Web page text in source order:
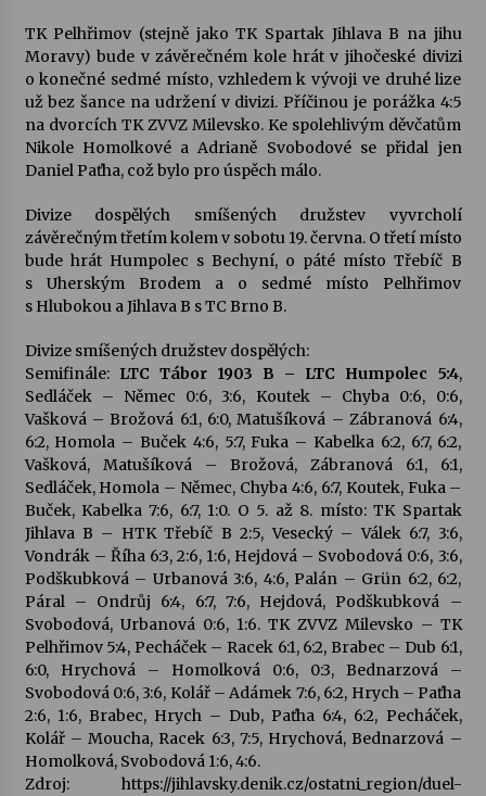
Letní koncerty ve Stromovce: Kolchoz a
Jenakaši
28. 7. 2026
Votavžatský ploty
23. 7. 2026
Letní koncerty ve Stromovce: Rufus Miller
22. 7. 2026
Vysočinka
17. 7. 2026
Ozvěny prázdnin
14. 7. 2026
Za kulturou kousek za Humpolec. V Želivě ožije
odkaz Josefa Čapka
13. 7. 2026
Varhanní recitál Michala Novenka v Klášteře
Želiv
3. 7. 2026
Petr Adamec – Malovaný svět
30. 6. 2026
TK Pelhřimov (stejně jako TK Spartak Jihlava B na jihu
Moravy) bude v závěrečném kole hrát v jihočeské divizi
o konečné sedmé místo, vzhledem k vývoji ve druhé lize
už bez šance na udržení v divizi. Příčinou je porážka 4:5
na dvorcích TK ZVVZ Milevsko. Ke spolehlivým děvčatům
Nikole Homolkové a Adrianě Svobodové se přidal jen
Daniel Paťha, což bylo pro úspěch málo.
Divize dospělých smíšených družstev vyvrcholí
závěrečným třetím kolem v sobotu 19. června. O třetí místo
bude hrát Humpolec s Bechyní, o páté místo Třebíč B
s Uherským Brodem a o sedmé místo Pelhřimov
s Hlubokou a Jihlava B s TC Brno B.
Divize smíšených družstev dospělých:
Semifinále:LTC Tábor 1903 B – LTC Humpolec 5:4,
Sedláček – Němec 0:6, 3:6, Koutek – Chyba 0:6, 0:6,
Vašková – Brožová 6:1, 6:0, Matušíková – Zábranová 6:4,
6:2, Homola – Buček 4:6, 5:7, Fuka – Kabelka 6:2, 6:7, 6:2,
Vašková, Matušíková – Brožová, Zábranová 6:1, 6:1,
Sedláček, Homola – Němec, Chyba 4:6, 6:7, Koutek, Fuka –
Buček, Kabelka 7:6, 6:7, 1:0. O 5. až 8. místo: TK Spartak
Jihlava B – HTK Třebíč B 2:5, Vesecký – Válek 6:7, 3:6,
Vondrák – Říha 6:3, 2:6, 1:6, Hejdová – Svobodová 0:6, 3:6,
Podškubková – Urbanová 3:6, 4:6, Palán – Grün 6:2, 6:2,
Páral – Ondrůj 6:4, 6:7, 7:6, Hejdová, Podškubková –
Svobodová, Urbanová 0:6, 1:6. TK ZVVZ Milevsko – TK
Pelhřimov 5:4, Pecháček – Racek 6:1, 6:2, Brabec – Dub 6:1,
6:0, Hrychová – Homolková 0:6, 0:3, Bednarzová –
Svobodová 0:6, 3:6, Kolář – Adámek 7:6, 6:2, Hrych – Paťha
2:6, 1:6, Brabec, Hrych – Dub, Paťha 6:4, 6:2, Pecháček,
Kolář – Moucha, Racek 6:3, 7:5, Hrychová, Bednarzová –
Homolková, Svobodová 1:6, 4:6.
Zdroj: https://jihlavsky.denik.cz/ostatni_region/duel-